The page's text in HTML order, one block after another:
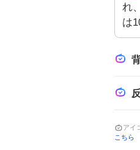
れ
は
アイ
こちら